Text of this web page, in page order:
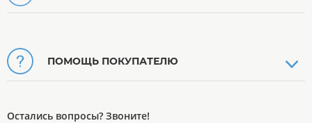
ПОМОЩЬ ПОКУПАТЕЛЮ
Остались вопросы? Звоните!